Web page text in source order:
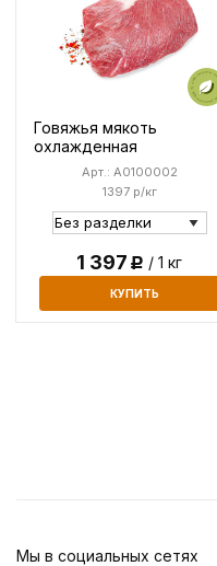
Говяжья мякоть
охлажденная
1397 р/кг
Арт.: A0100002
1 397Р / 1 кг
КУПИТЬ
Мы в социальных сетях